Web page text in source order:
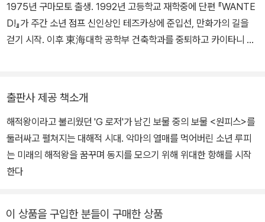
1975년 구마모토 출생. 1992년 고등학교 재학중에 단편 『WANTE
D!』가 주간 소년 점프 신인상인 테즈카상에 준입선, 만화가의 길을
걷기 시작. 이후 東海대학 공학부 건축학과를 중퇴하고 카이타니 시
고의 인기 작가.
출판사 제공 책소개
해적왕이라고 불리웠던 'G 로저'가 남긴 보물 중의 보물 <원피스>를
둘러싸고 펼쳐지는 대해적 시대. 악마의 열매를 먹어버린 소년 루피
는 미래의 해적왕을 꿈꾸며 동지를 모으기 위해 위대한 항해를 시작
한다
이 상품을 구입한 분들이 구매한 상품